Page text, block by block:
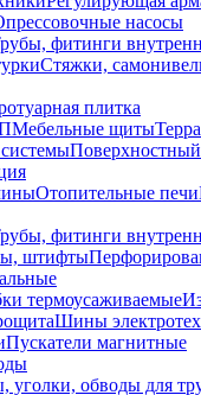
насосы
фитинги
Стяжки,
плитка
Мебельные щиты
Отопительные печи
фитинги
штифты
термоусаживаемые
Шины
Пускатели магнитные
уголки, обводы для